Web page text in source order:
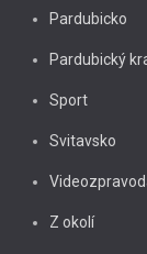
Pardubicko
Pardubický
Sport
Svitavsko
Z okolí